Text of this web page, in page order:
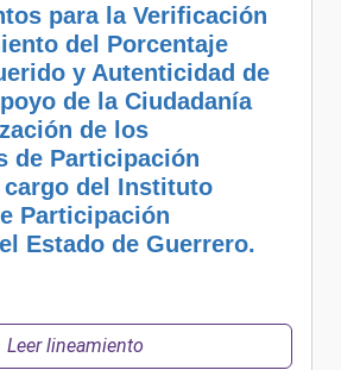
para la Verificación
del Porcentaje
y Autenticidad de
de la Ciudadanía
de los
de Participación
cargo del Instituto
Participación
Estado de Guerrero.
Leer lineamiento